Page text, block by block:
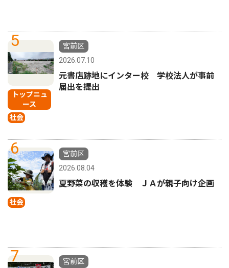
5
トップニュ
ース
社会
宮前区
2026.07.10
元書店跡地にインター校 学校法人が事前
届出を提出
6
社会
宮前区
2026.08.04
夏野菜の収穫を体験 ＪＡが親子向け企画
7
宮前区